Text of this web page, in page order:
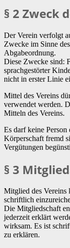
§ 2 Zweck
Der Verein verfolgt
Zwecke im Sinne
Abgabeordnung.
Diese Zwecke sind:
sprachgestörter
nicht in erster Linie
Mittel des Vereins
verwendet werden.
Mitteln des Vereins.
Es darf keine
Körperschaft fremd
Vergütungen
§ 3
Mitglied des Vereins
schriftlich
Die Mitgliedschaft
jederzeit erklärt
wirksam. Es ist
zu erklären.